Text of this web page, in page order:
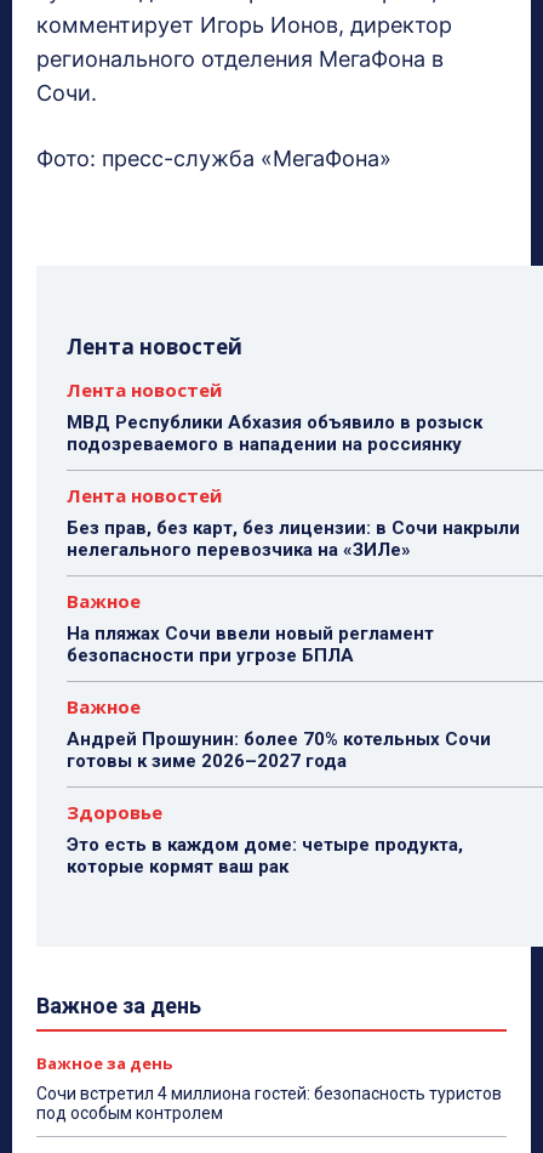
комментирует Игорь Ионов, директор
регионального отделения МегаФона в
Сочи.
Фото: пресс-служба «МегаФона»
Лента новостей
Лента новостей
МВД Республики Абхазия объявило в розыск
подозреваемого в нападении на россиянку
Лента новостей
Без прав, без карт, без лицензии: в Сочи накрыли
нелегального перевозчика на «ЗИЛе»
Важное
На пляжах Сочи ввели новый регламент
безопасности при угрозе БПЛА
Важное
Андрей Прошунин: более 70% котельных Сочи
готовы к зиме 2026–2027 года
Здоровье
Это есть в каждом доме: четыре продукта,
которые кормят ваш рак
Важное за день
Важное за день
Сочи встретил 4 миллиона гостей: безопасность туристов
под особым контролем